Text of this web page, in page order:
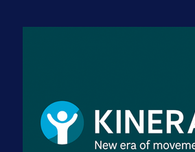
dres BiH!
3 sedmica 5 dan
Premijer liga BiH